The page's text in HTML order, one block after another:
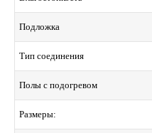
Подложка
Тип соединения
Полы с подогревом
Размеры: